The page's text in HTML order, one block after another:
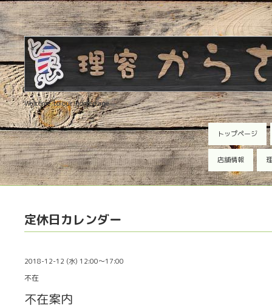
Welcome to our homepage
トップページ
店舗情報
定休日カレンダー
2018-12-12 (水) 12:00～17:00
不在
不在案内